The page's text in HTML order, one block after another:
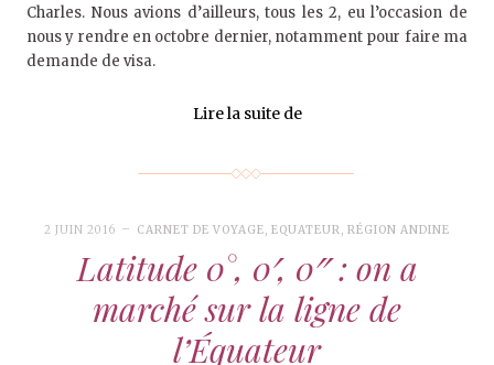
Charles. Nous avions d’ailleurs, tous les 2, eu l’occasion de
nous y rendre en octobre dernier, notamment pour faire ma
demande de visa.
Lire la suite de
2 JUIN 2016 CARNET DE VOYAGE, EQUATEUR,RÉGION ANDINE
Latitude 0°, 0′, 0″ : on a
marché sur la ligne de
l’Équateur